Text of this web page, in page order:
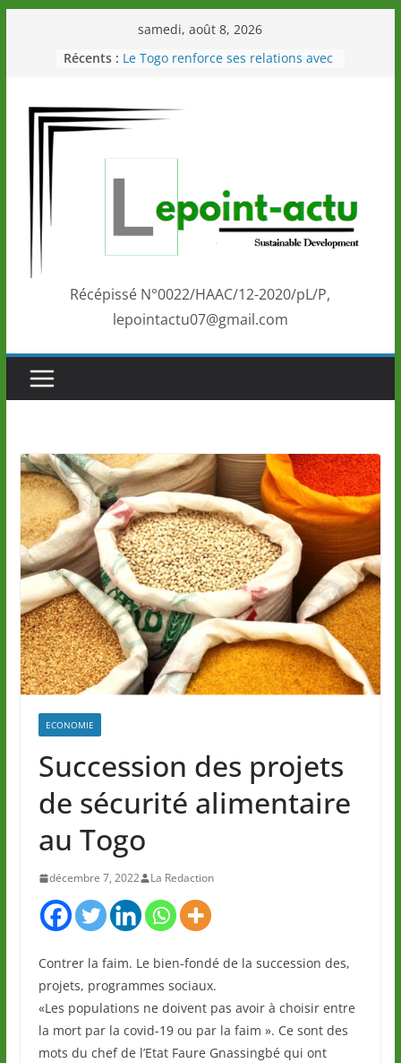
samedi, août 8, 2026
Récents : Le Togo renforce ses relations avec
Éléphants en Côte d’Ivoire
LOTO DETENTE”, un nouveau tirage
marque de confiance au Togo sur
la scène internationale au-delà des
performances de ses athlètes
Togo: Que retenir de la politique
éducation et de l’ambition de
Récépissé N°0022/HAAC/12-2020/pL/P,
lepointactu07@gmail.com
ECONOMIE
Succession des projets
de sécurité alimentaire
au Togo
décembre 7, 2022 La Redaction
Contrer la faim. Le bien-fondé de la succession des,
projets, programmes sociaux.
«Les populations ne doivent pas avoir à choisir entre
la mort par la covid-19 ou par la faim ». Ce sont des
mots du chef de l’Etat Faure Gnassingbé qui ont